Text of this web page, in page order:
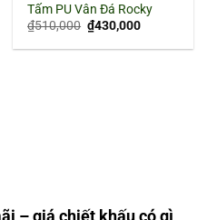
Tấm PU Vân Đá Rocky
₫510,000 Giá
gốc
là:
₫430,000Giá
tại